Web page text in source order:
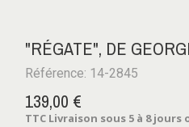
"RÉGATE", DE
Référence: 14-2845
139,00 €
TTC Livraison sous 5 à 8 jours